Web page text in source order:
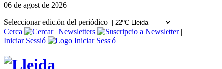
06 de agost de 2026
Seleccionar edición del periódico
Cerca
| Newsletters
|
Iniciar Sessió